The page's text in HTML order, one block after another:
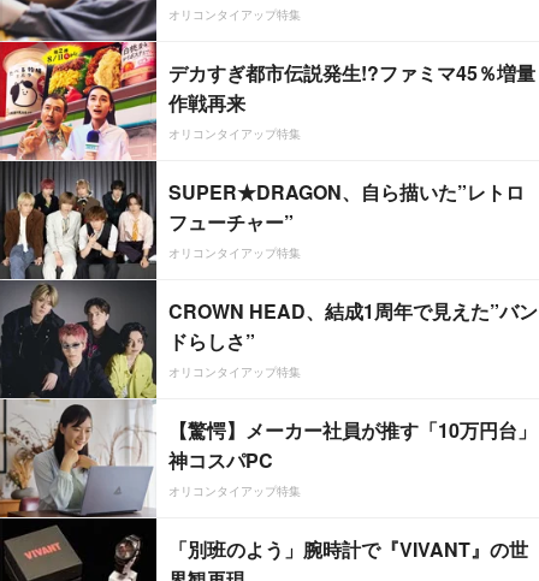
オリコンタイアップ特集
デカすぎ都市伝説発生!?ファミマ45％増量
作戦再来
オリコンタイアップ特集
SUPER★DRAGON、自ら描いた”レトロ
フューチャー”
オリコンタイアップ特集
CROWN HEAD、結成1周年で見えた”バン
ドらしさ”
オリコンタイアップ特集
【驚愕】メーカー社員が推す「10万円台」
神コスパPC
オリコンタイアップ特集
「別班のよう」腕時計で『VIVANT』の世